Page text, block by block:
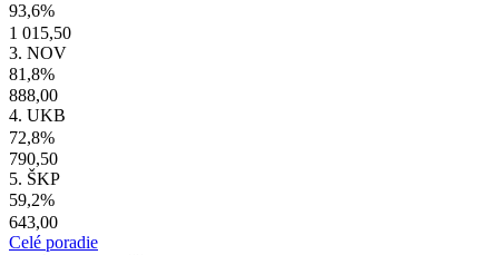
93,6%
1 015,50
3. NOV
81,8%
888,00
4. UKB
72,8%
790,50
5. ŠKP
59,2%
643,00
Celé poradie